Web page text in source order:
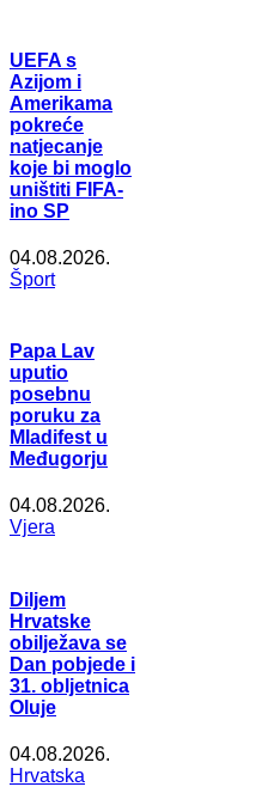
UEFA s
Azijom i
Amerikama
pokreće
natjecanje
koje bi moglo
uništiti FIFA-
ino SP
04.08.2026.
Šport
Papa Lav
uputio
posebnu
poruku za
Mladifest u
Međugorju
04.08.2026.
Vjera
Diljem
Hrvatske
obilježava se
Dan pobjede i
31. obljetnica
Oluje
04.08.2026.
Hrvatska